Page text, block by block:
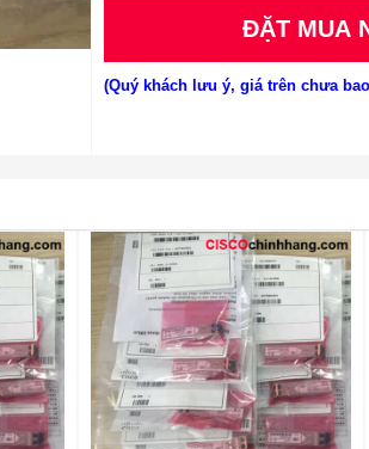
ĐẶT MUA
(Quý khách lưu ý, giá trên chưa